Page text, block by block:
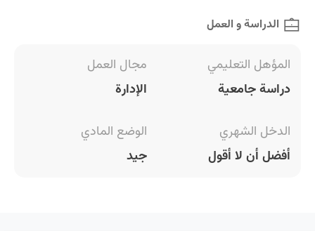
الدراسة و العمل
المؤهل التعليمي
دراسة جامعية
مجال العمل
الإدارة
الدخل الشهري
أفضل أن لا أقول
الوضع المادي
جيد